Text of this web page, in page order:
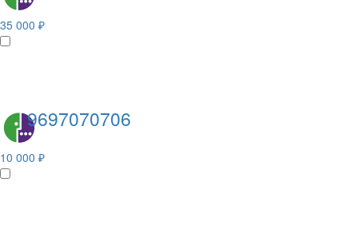
35 000 ₽
9697070706
10 000 ₽